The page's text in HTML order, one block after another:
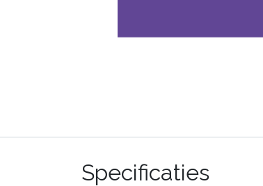
Specificaties